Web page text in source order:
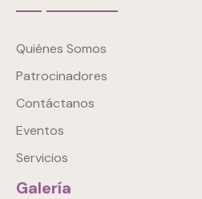
Quiénes Somos
Patrocinadores
Contáctanos
Eventos
Servicios
Galería